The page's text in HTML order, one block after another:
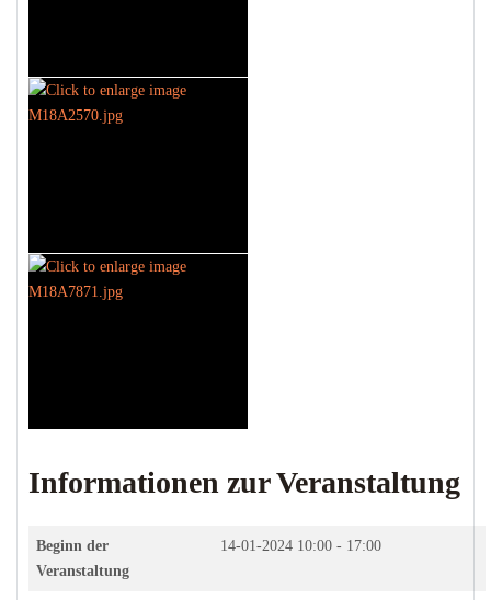
Informationen zur Veranstaltung
Beginn der
Veranstaltung
14-01-2024 10:00 - 17:00